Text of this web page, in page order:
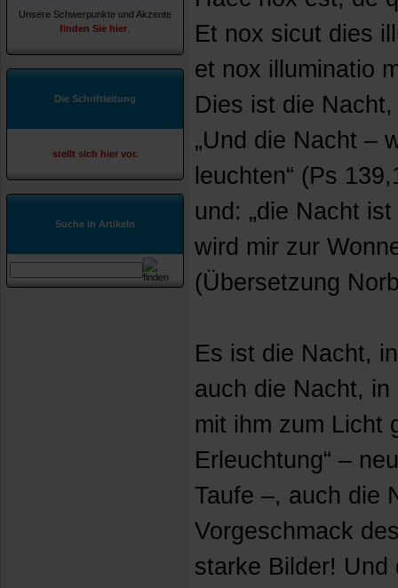
Unsere Schwerpunkte und Akzente
finden Sie hier
Die Schriftleitung
stellt sich hier vor.
Suche in Artikeln
Et nox sicut dies
et nox illuminatio
Dies ist die
„Und die Nacht –
leuchten“ (Ps
und: „die Nacht
wird mir zur
(Übersetzung
Es ist die Nacht,
auch die Nacht,
mit ihm zum Licht
Erleuchtung“ –
Taufe –, auch die
Vorgeschmack
starke Bilder! Und